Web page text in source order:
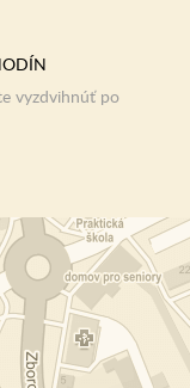
vyzdvihnúť po